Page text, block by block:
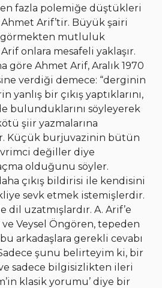
fazla polemiğe düştükleri
Arif’tir. Büyük şairi
mutluluk
onlara mesafeli yaklaşır.
göre Ahmet Arif, Aralık 1970
verdiği demece: “derginin
yanlış bir çıkış yaptıklarını,
bulunduklarını söyleyerek
şiir yazmalarına
Küçük burjuvazinin bütün
değiller diye
olduğunu söyler.
çıkış bildirisi ile kendisini
sevk etmek istemişlerdir.
dil uzatmışlardır. A. Arif’e
Veysel Öngören, tepeden
arkadaşlara gerekli cevabı
şunu belirteyim ki, bir
sadece bilgisizlikten ileri
klasik yorumu’ diye bir